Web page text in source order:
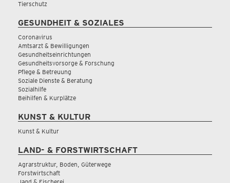
Tierschutz
GESUNDHEIT & SOZIALES
Coronavirus
Amtsarzt & Bewilligungen
Gesundheitseinrichtungen
Gesundheitsvorsorge & Forschung
Pflege & Betreuung
Soziale Dienste & Beratung
Sozialhilfe
Beihilfen & Kurplätze
KUNST & KULTUR
Kunst & Kultur
LAND- & FORSTWIRTSCHAFT
Agrarstruktur, Boden, Güterwege
Forstwirtschaft